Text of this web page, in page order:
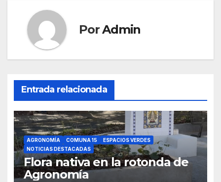
PorAdmin
Entrada relacionada
AGRONOMÍA COMUNA 15
ESPACIOS VERDES
NOTICIAS DESTACADAS
Flora nativa en la rotonda de
Agronomía